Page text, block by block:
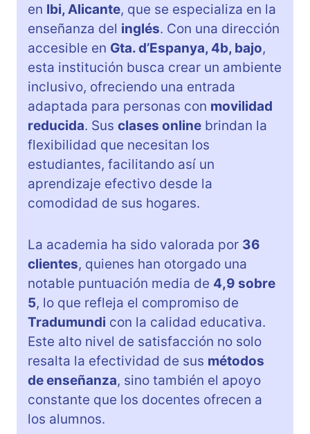
en Ibi, Alicante, que se especializa en la
enseñanza del inglés. Con una dirección
accesible en Gta. d’Espanya, 4b, bajo,
esta institución busca crear un ambiente
inclusivo, ofreciendo una entrada
adaptada para personas con movilidad
reducida. Sus clases online brindan la
flexibilidad que necesitan los
estudiantes, facilitando así un
aprendizaje efectivo desde la
comodidad de sus hogares.
La academia ha sido valorada por 36
clientes, quienes han otorgado una
notable puntuación media de 4,9 sobre
5, lo que refleja el compromiso de
Tradumundi con la calidad educativa.
Este alto nivel de satisfacción no solo
resalta la efectividad de sus métodos
de enseñanza, sino también el apoyo
constante que los docentes ofrecen a
los alumnos.